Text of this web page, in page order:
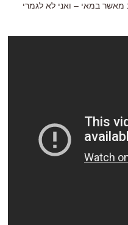
מאשר במאי – ואני לא לגמרי